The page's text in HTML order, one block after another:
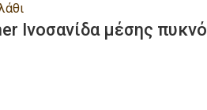
Ινοσανίδα μέσης